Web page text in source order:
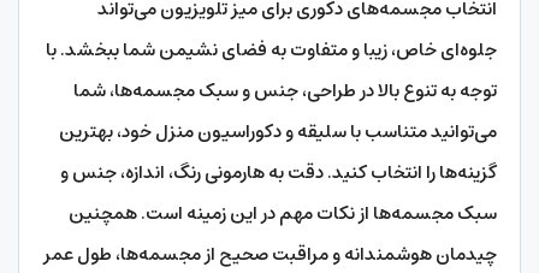
انتخاب مجسمه‌های دکوری برای میز تلویزیون می‌تواند
جلوه‌ای خاص، زیبا و متفاوت به فضای نشیمن شما ببخشد. با
توجه به تنوع بالا در طراحی، جنس و سبک مجسمه‌ها، شما
می‌توانید متناسب با سلیقه و دکوراسیون منزل خود، بهترین
گزینه‌ها را انتخاب کنید. دقت به هارمونی رنگ، اندازه، جنس و
سبک مجسمه‌ها از نکات مهم در این زمینه است. همچنین
چیدمان هوشمندانه و مراقبت صحیح از مجسمه‌ها، طول عمر